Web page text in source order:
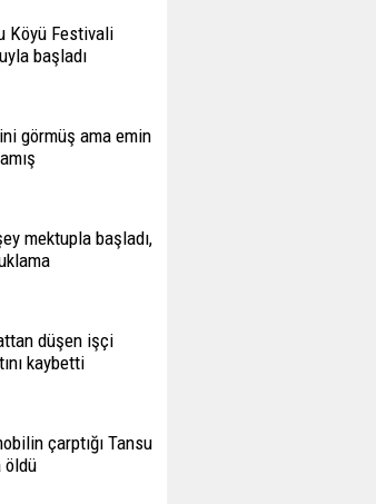
Köyü Festivali
başladı
görmüş ama emin
mektupla başladı,
düşen işçi
kaybetti
çarptığı Tansu
öldü